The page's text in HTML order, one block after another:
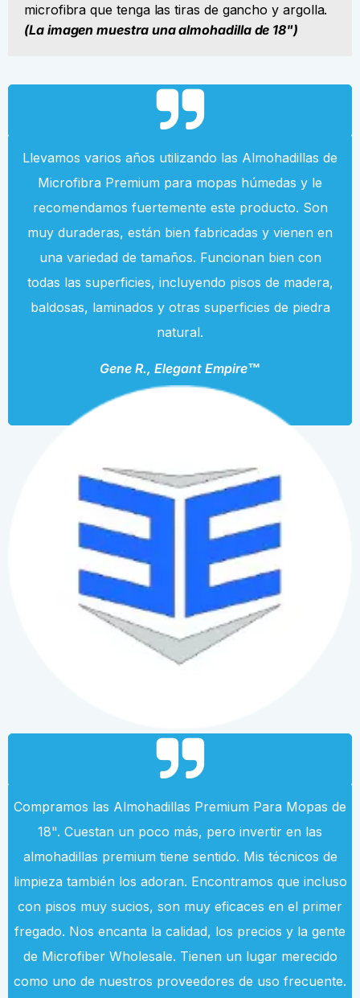
microfibra que tenga las tiras de gancho y argolla.
(La imagen muestra una almohadilla de 18")
Llevamos varios años utilizando las Almohadillas de
Microfibra Premium para mopas húmedas y le
recomendamos fuertemente este producto. Son
muy duraderas, están bien fabricadas y vienen en
una variedad de tamaños. Funcionan bien con
todas las superficies, incluyendo pisos de madera,
baldosas, laminados y otras superficies de piedra
natural.
Gene R., Elegant Empire™
Compramos las Almohadillas Premium Para Mopas de
18". Cuestan un poco más, pero invertir en las
almohadillas premium tiene sentido. Mis técnicos de
limpieza también los adoran. Encontramos que incluso
con pisos muy sucios, son muy eficaces en el primer
fregado. Nos encanta la calidad, los precios y la gente
de Microfiber Wholesale. Tienen un lugar merecido
como uno de nuestros proveedores de uso frecuente.